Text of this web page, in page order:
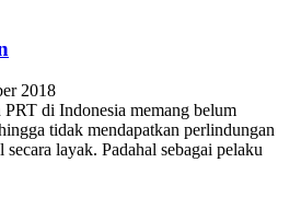
2018
PRT di Indonesia memang belum
tidak mendapatkan perlindungan
layak. Padahal sebagai pelaku